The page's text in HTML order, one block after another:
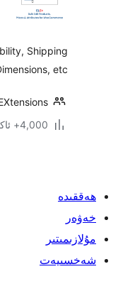
Shipping
etc.
4,000+ ئاكتىپ ئورنىتىش
ھەققىدە
خەۋەر
مۇلازىمىتىر
شەخسىيەت